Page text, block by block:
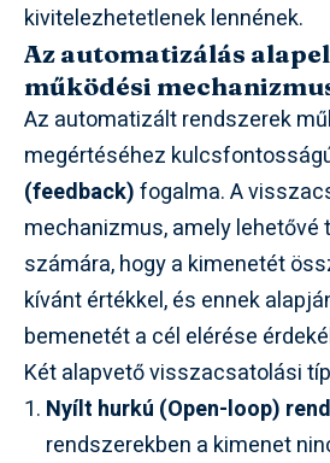
kivitelezhetetlenek lennének.
Az automatizálás
működési
Az automatizált rendszerek
megértéséhez
(feedback)fogalma. A
mechanizmus, amely lehetővé
számára, hogy a kimenetét
kívánt értékkel, és ennek
bemenetét a cél elérése
Két alapvető visszacsatolási
Nyílt hurkú (Open-loop)
rendszerekben a kimenet